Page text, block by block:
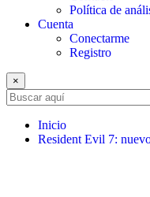
Política de
Cuenta
Conectarme
Registro
×
Inicio
Resident Evil 7: